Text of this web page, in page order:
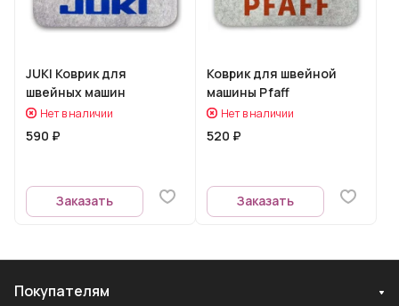
JUKI Коврик для
швейных машин
Нет в наличии
590 ₽
Заказать
Коврик для швейной
машины Pfaff
Нет в наличии
520 ₽
Заказать
Покупателям